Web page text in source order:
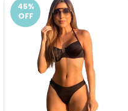
45%
OFF